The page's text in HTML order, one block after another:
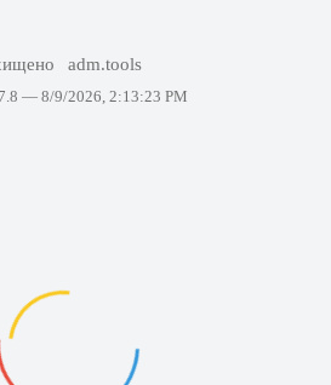
adm.tools
— 8/9/2026, 2:13:23 PM